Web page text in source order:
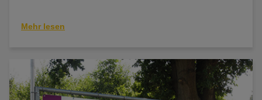
Mehr lesen